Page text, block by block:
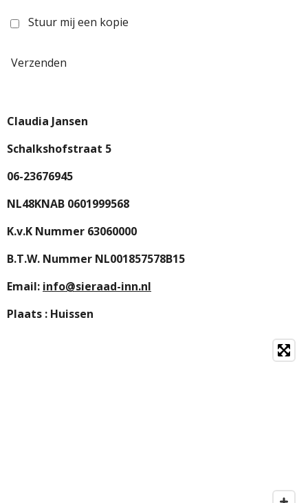
Stuur mij een kopie
Verzenden
Claudia Jansen
Schalkshofstraat 5
06-23676945
NL48KNAB 0601999568
K.v.K Nummer 63060000
B.T.W. Nummer NL001857578B15
Email: info@sieraad-inn.nl
Plaats : Huissen